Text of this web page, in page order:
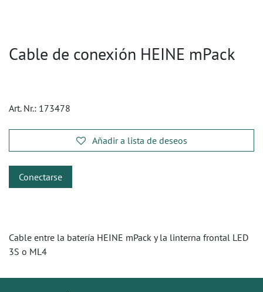
Cable de conexión HEINE mPack
Art. Nr.: 173478
Añadir a lista de deseos
Conectarse
Cable entre la batería HEINE mPack y la linterna frontal LED
3S o ML4